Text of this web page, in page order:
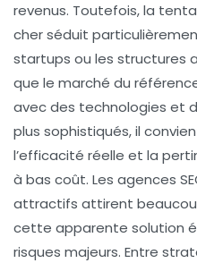
revenus. Toutefois, la
cher séduit
startups ou les structures
que le marché du
avec des technologies et
plus sophistiqués, il
l’efficacité réelle et la
à bas coût. Les agences
attractifs attirent
cette apparente solution
risques majeurs. Entre